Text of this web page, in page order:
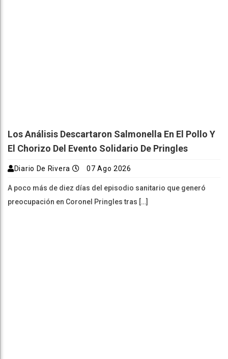
Los Análisis Descartaron Salmonella En El Pollo Y
El Chorizo Del Evento Solidario De Pringles
Diario De Rivera 07 Ago 2026
A poco más de diez días del episodio sanitario que generó
preocupación en Coronel Pringles tras […]